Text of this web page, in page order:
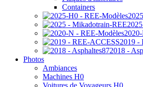
Containers
2019 -
2018 -
Photos
Ambiances
Machines H0
Voitures de Voyageurs H0